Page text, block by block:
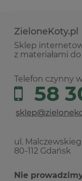
ZieloneKoty.pl
Sklep
z materiałami
Telefon czynny
58
ul.
80-112 Gdańsk
Nie